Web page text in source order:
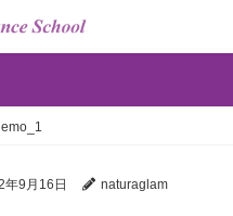
年9月16日 naturaglam